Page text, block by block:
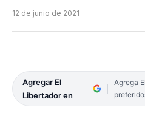
12 de junio de 2021
Agregar El
Libertador en
Agrega